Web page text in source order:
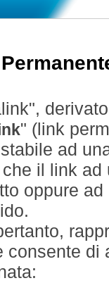
" (link
ad
il link
oppure
consente